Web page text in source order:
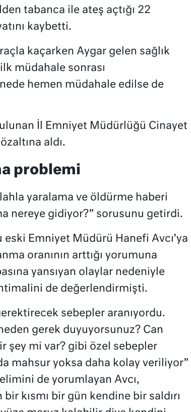
tabanca ile ateş açtığı 22
kaybetti.
kaçarken Aygar gelen sağlık
müdahale sonrası
hemen müdahale edilse de
İl Emniyet Müdürlüğü Cinayet
aldı.
problemi
yaralama ve öldürme haberi
nereye gidiyor?” sorusunu getirdi.
eski Emniyet Müdürü Hanefi Avcı’ya
oranının arttığı yorumuna
yansıyan olaylar nedeniyle
de değerlendirmişti.
sebepler aranıyordu.
gerek duyuyorsunuz? Can
şey mi var? gibi özel sebepler
mahsur yoksa daha kolay veriliyor”
de yorumlayan Avcı,
kısmı bir gün kendine bir saldırı